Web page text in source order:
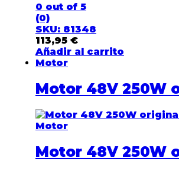
0 out of 5
(0)
SKU: 81348
113,95 €
Añadir al carrito
Motor
Motor 48V 250W
Motor
Motor 48V 250W